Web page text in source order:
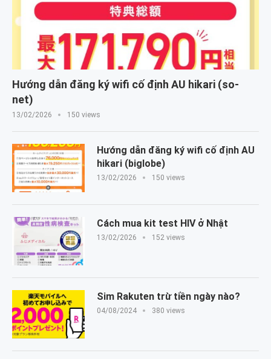
Hướng dẫn đăng ký wifi cố định AU hikari (so-
net)
13/02/2026 150 views
Hướng dẫn đăng ký wifi cố định AU
hikari (biglobe)
13/02/2026 150 views
Cách mua kit test HIV ở Nhật
13/02/2026 152 views
Sim Rakuten trừ tiền ngày nào?
04/08/2024 380 views